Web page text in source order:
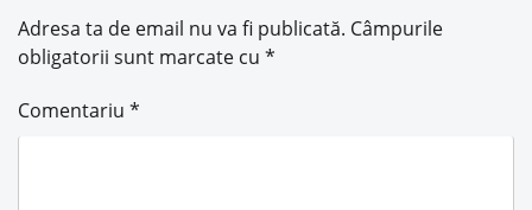
Adresa ta de email nu va fi publicată. Câmpurile
obligatorii sunt marcate cu *
Comentariu *